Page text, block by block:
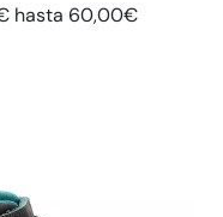
hasta 60,00€